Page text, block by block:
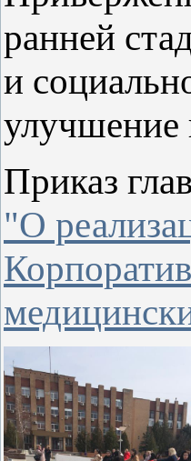
ранней
и
улучшение
Приказ
"О